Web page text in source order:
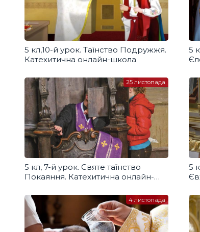
5 кл,10-й урок. Таїнство Подружжя.
Катехитична онлайн-школа
5
5 кл, 7-й урок. Святе таїнство
Покаяння. Катехитична онлайн-
25 листопада
5
4 листопада